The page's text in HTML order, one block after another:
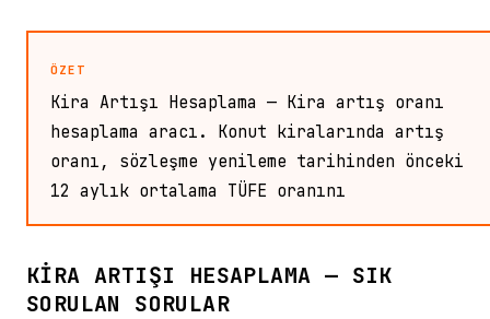
ÖZET
Kira Artışı Hesaplama — Kira artış oranı
hesaplama aracı. Konut kiralarında artış
oranı, sözleşme yenileme tarihinden önceki
12 aylık ortalama TÜFE oranını
KIRA ARTIŞI HESAPLAMA — SIK
SORULAN SORULAR